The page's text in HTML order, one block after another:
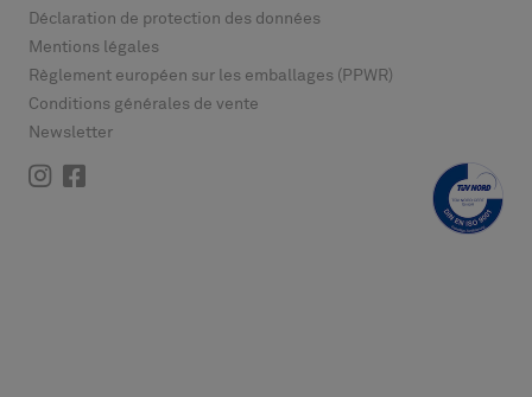
Déclaration de protection des données
Mentions légales
Règlement européen sur les emballages (PPWR)
Conditions générales de vente
Newsletter
InstagramFacebook